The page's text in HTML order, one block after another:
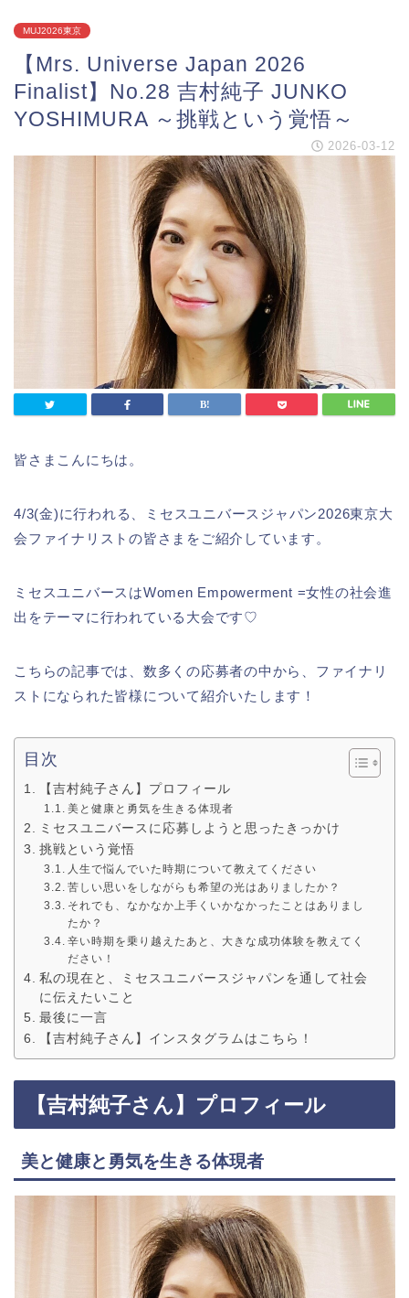
MUJ2026東京
【Mrs. Universe Japan 2026
Finalist】No.28 吉村純子 JUNKO
YOSHIMURA ～挑戦という覚悟～
2026-03-12
皆さまこんにちは。
4/3(金)に行われる、ミセスユニバースジャパン2026東京大
会ファイナリストの皆さまをご紹介しています。
ミセスユニバースはWomen Empowerment =女性の社会進
出をテーマに行われている大会です♡
こちらの記事では、数多くの応募者の中から、ファイナリ
ストになられた皆様について紹介いたします！
目次
【吉村純子さん】プロフィール
美と健康と勇気を生きる体現者
ミセスユニバースに応募しようと思ったきっかけ
挑戦という覚悟
人生で悩んでいた時期について教えてください
苦しい思いをしながらも希望の光はありましたか？
それでも、なかなか上手くいかなかったことはありまし
たか？
辛い時期を乗り越えたあと、大きな成功体験を教えてく
ださい！
私の現在と、ミセスユニバースジャパンを通して社会
に伝えたいこと
最後に一言
【吉村純子さん】インスタグラムはこちら！
【吉村純子さん】プロフィール
美と健康と勇気を生きる体現者